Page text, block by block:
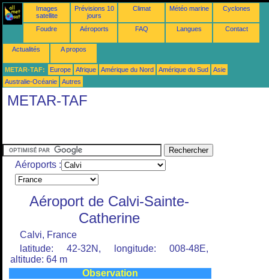
Images
satellite
Prévisions 10
jours
Climat Météo marine Cyclones
Foudre Aéroports FAQ Langues Contact
Actualités A propos
METAR-TAF: Europe Afrique Amérique du Nord Amérique du Sud
Asie
Australie-Océanie
Autres
METAR-TAF
Aéroports :
Aéroport de Calvi-Sainte-
Catherine
Calvi, France
latitude: 42-32N, longitude: 008-48E,
altitude: 64 m
Observation